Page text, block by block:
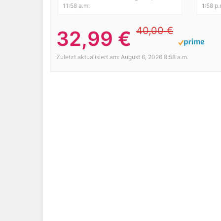
11:58 a.m.
1:58
32,99 € 40,00 €
Zuletzt aktualisiert am: August 6, 2026 8:58 a.m.